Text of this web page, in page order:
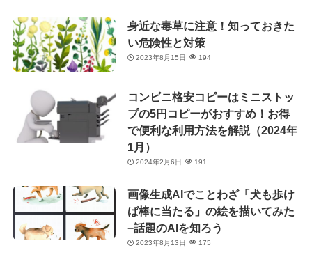
身近な毒草に注意！知っておきた
い危険性と対策
2023年8月15日 194
コンビニ格安コピーはミニストッ
プの5円コピーがおすすめ！お得
で便利な利用方法を解説（2024年
1月）
2024年2月6日 191
画像生成AIでことわざ「犬も歩け
ば棒に当たる」の絵を描いてみた
−話題のAIを知ろう
2023年8月13日 175